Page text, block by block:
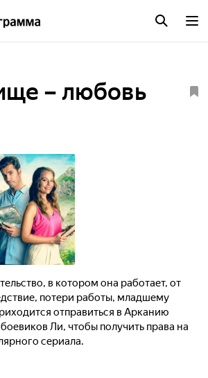
– любовь
в котором она работает, от
потери работы, младшему
отправиться в Арканию
Ли, чтобы получить права на
сериала.